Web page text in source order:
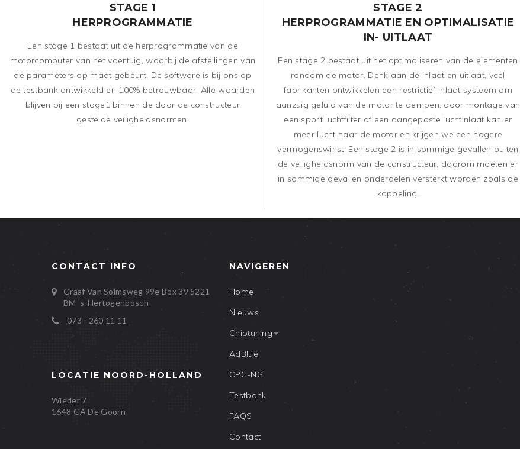
STAGE 1
HERPROGRAMMATIE
Een stage 1 bestaat uit de herprogrammatie van de
motorcomputer van het voertuig, waarbij de afstellingen van
de parameters op maat gebeurt. De software is bij ons op
de testbank ontwikkeld en 100% betrouwbaar. Alle waarden
blijven bij een stage1 binnen de door de constructeur
gestelde veiligheidsnormen.
STAGE 2
HERPROGRAMMATIE EN OPTIMALISATIE
IN- UITLAAT
Een stage 2 bestaat uit het optimaliseren van de elementen
rondom de motor. Denk aan de inlaat en uitlaat, veel
fabrikanten ontwikkelen een restrictief inlaat systeem om
aanzuig geluid van de motor te dempen, door montage van
een sport luchtfilter of een aangepaste luchtinlaat kan er
meer lucht naar de motor en krijgen we een hogere
vermogenswinst. Een stage 2 is in sommige gevallen buiten
de veiligheidsnorm van de constructeur, daarom moeten er
in sommige gevallen onderdelen versterkt worden zoals de
koppeling.
CONTACT INFO
Graaf Van Solmsweg 99e Box 39 5221
BM 's-Hertogenbosch
073 - 260 11 11
LOCATIE NOORD-HOLLAND
Wieder 7
1648 GA De Goorn
NAVIGEREN
Home
Nieuws
Chiptuning
AdBlue
CPC-NG
Testbank
FAQS
Contact